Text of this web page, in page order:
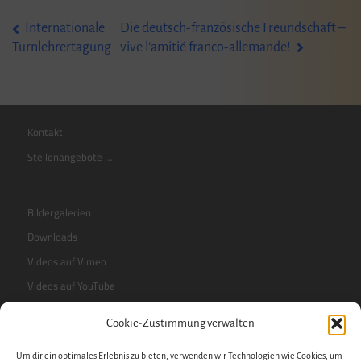
Cookie-Zustimmung verwalten
Um dir ein optimales Erlebnis zu bieten, verwenden wir Technologien wie Cookies, um
Beitragsnavigation
Internationale
Turnlehrertagung
Die deutsch-französische Freundschaft –
vive l’amitié franco-allemande!
Kontakt
Stellenangebote …
Bildergalerien
Downloads
Videos auf Vimeo
Videos auf YouTube